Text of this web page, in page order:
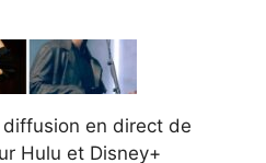
en direct de
Hulu et Disney+